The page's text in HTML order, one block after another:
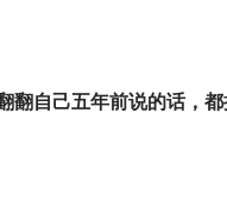
自己五年前说的话，